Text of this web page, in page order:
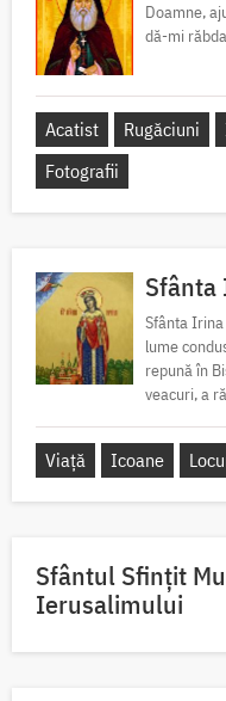
Doamne,
dă-mi
Acatist Rugăciuni
Fotografii
Sfânta
lume
repună în
veacuri, a
Viață Icoane
Sfântul Sfinţit
Ierusalimului